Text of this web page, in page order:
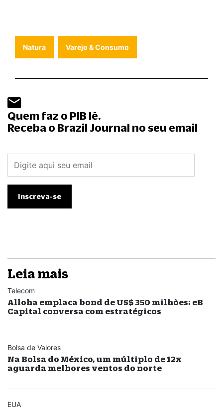
Natura Varejo & Consumo
Quem faz o PIB lê.
Receba o Brazil Journal no seu email
Leia mais
Telecom
Alloha emplaca bond de US$ 350 milhões; eB
Capital conversa com estratégicos
Bolsa de Valores
Na Bolsa do México, um múltiplo de 12x
aguarda melhores ventos do norte
EUA